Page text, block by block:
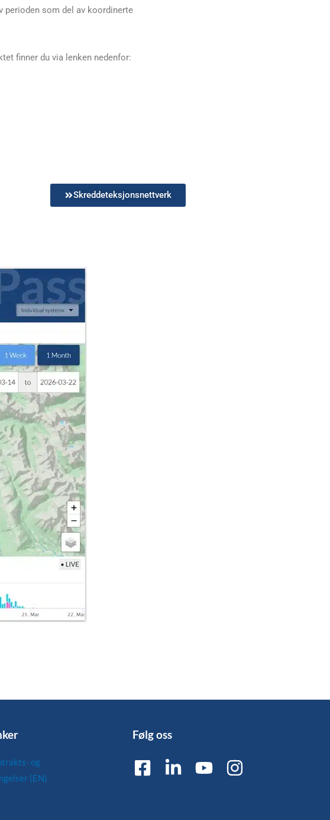
perioden som del av koordinerte
finner du via lenken nedenfor:
Skreddeteksjonsnettverk
og
(EN)
Følg oss